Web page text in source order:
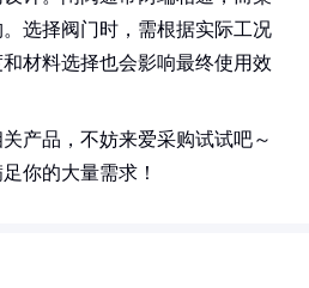
选择阀门时，需根据实际工况
材料选择也会影响最终使用效
产品，不妨来爱采购试试吧～
你的大量需求！